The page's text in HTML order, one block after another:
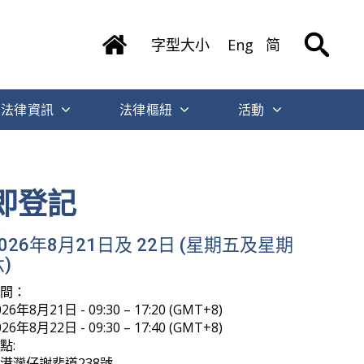
字型大小 Eng 简
法律資訊 法律樞紐 活動
登記
年8月21日及 22日 (星期五及星期
)
：
年8月21日 - 09:30 – 17:20 (GMT+8)
年8月22日 - 09:30 – 17:40 (GMT+8)
: